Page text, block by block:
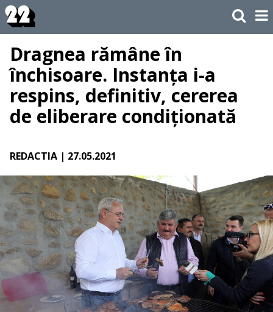
Dragnea rămâne în
închisoare. Instanța i-a
respins, definitiv, cererea
de eliberare condiționată
REDACTIA | 27.05.2021